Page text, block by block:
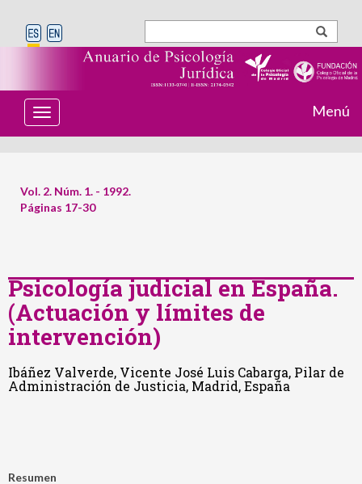
T
o
g
n
a
t
i
n
Menú
Vol. 2. Núm. 1. - 1992.
Páginas 17-30
Psicología judicial en España.
(Actuación y límites de
intervención)
Ibáñez Valverde, Vicente José Luis Cabarga, Pilar de
Administración de Justicia, Madrid, España
Resumen